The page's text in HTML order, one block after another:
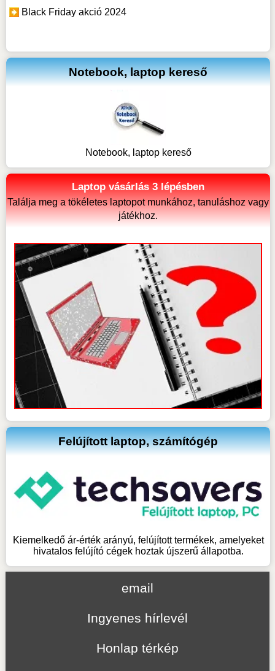
Black Friday akció 2024
Notebook, laptop kereső
Notebook, laptop kereső
Laptop vásárlás 3 lépésben
Találja meg a tökéletes laptopot munkához, tanuláshoz vagy
játékhoz.
Felújított laptop, számítógép
Kiemelkedő ár-érték arányú, felújított termékek, amelyeket
hivatalos felújító cégek hoztak újszerű állapotba.
email
Ingyenes hírlevél
Honlap térkép